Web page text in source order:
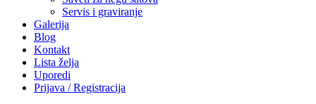
Servis i graviranje
Galerija
Blog
Kontakt
Lista želja
Uporedi
Prijava / Registracija